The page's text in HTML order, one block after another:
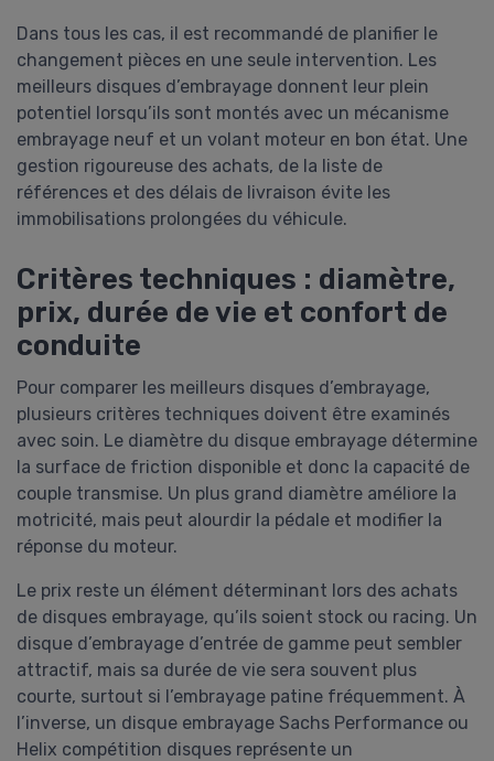
Dans tous les cas, il est recommandé de planifier le
changement pièces en une seule intervention. Les
meilleurs disques d’embrayage donnent leur plein
potentiel lorsqu’ils sont montés avec un mécanisme
embrayage neuf et un volant moteur en bon état. Une
gestion rigoureuse des achats, de la liste de
références et des délais de livraison évite les
immobilisations prolongées du véhicule.
Critères techniques : diamètre,
prix, durée de vie et confort de
conduite
Pour comparer les meilleurs disques d’embrayage,
plusieurs critères techniques doivent être examinés
avec soin. Le diamètre du disque embrayage détermine
la surface de friction disponible et donc la capacité de
couple transmise. Un plus grand diamètre améliore la
motricité, mais peut alourdir la pédale et modifier la
réponse du moteur.
Le prix reste un élément déterminant lors des achats
de disques embrayage, qu’ils soient stock ou racing. Un
disque d’embrayage d’entrée de gamme peut sembler
attractif, mais sa durée de vie sera souvent plus
courte, surtout si l’embrayage patine fréquemment. À
l’inverse, un disque embrayage Sachs Performance ou
Helix compétition disques représente un